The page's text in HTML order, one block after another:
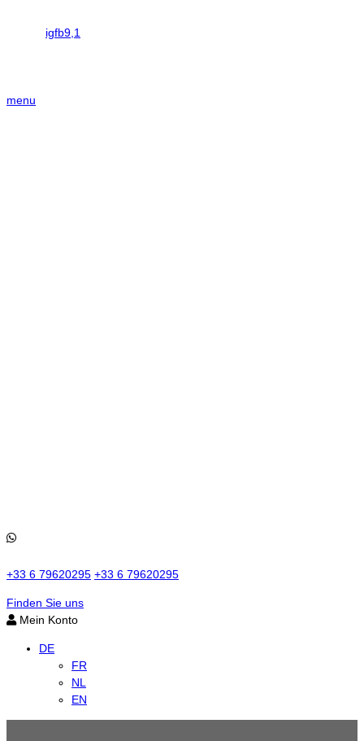
igfb9,1
menu
+33 6 79620295 +33 6 79620295
Finden Sie uns
Mein Konto
DE
FR
NL
EN